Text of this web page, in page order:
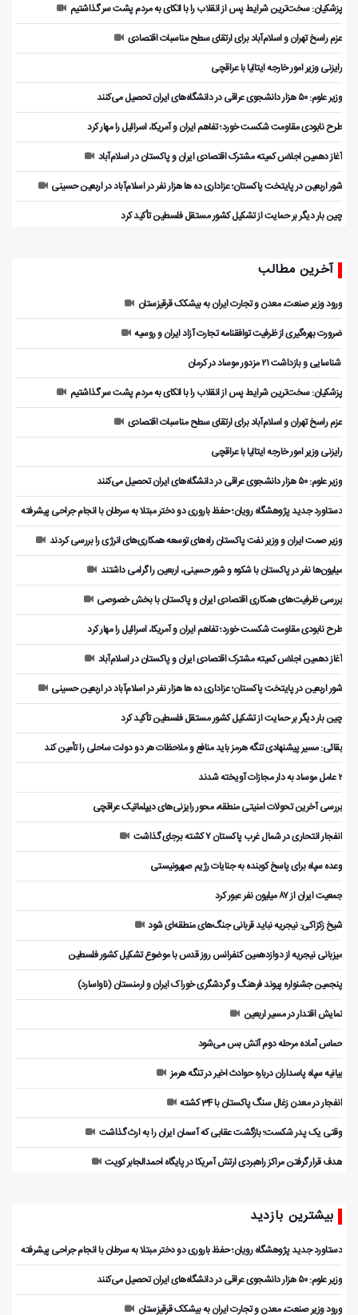
پزشکیان: سخت‌ترین شرایط پس از انقلاب را با اتکای به مردم پشت سر گذاشتیم
عزم راسخ تهران و اسلام‌آباد برای ارتقای سطح مناسبات اقتصادی
رایزنی وزیر امور خارجه ایتالیا با عراقچی
وزیر علوم: ۵۰ هزار دانشجوی عراقی در دانشگاه‌های ایران تحصیل می‌کنند
طرح نابودی مقاومت شکست خورد؛ تفاهم ایران و آمریکا، اسرائیل را مهار کرد
آغاز دهمین اجلاس کمیته مشترک اقتصادی ایران و پاکستان در اسلام‌آباد
شور اربعین در پایتخت پاکستان؛ عزاداری ده ها هزار نفر در اسلام‌آباد در اربعین حسینی
چین بار دیگر بر حمایت از تشکیل کشور مستقل فلسطین تأکید کرد
آخرین مطالب
ورود وزیر صنعت، معدن و تجارت ایران به بیشکک قرقیزستان
ضرورت بهره‌گیری از ظرفیت توافقنامه تجارت آزاد ایران و روسیه
️ شناسایی و بازداشت ۲۱ مزدور موساد در کرمان
پزشکیان: سخت‌ترین شرایط پس از انقلاب را با اتکای به مردم پشت سر گذاشتیم
عزم راسخ تهران و اسلام‌آباد برای ارتقای سطح مناسبات اقتصادی
رایزنی وزیر امور خارجه ایتالیا با عراقچی
وزیر علوم: ۵۰ هزار دانشجوی عراقی در دانشگاه‌های ایران تحصیل می‌کنند
دستاورد جدید پژوهشگاه رویان؛ حفظ باروری دو دختر مبتلا به سرطان با انجام جراحی پیشرفته
وزیر صمت ایران و وزیر نفت پاکستان راه‌های توسعه همکاری‌های انرژی را بررسی کردند
میلیون‌ها نفر در پاکستان با شکوه و شور حسینی، اربعین را گرامی داشتند
بررسی ظرفیت‌های همکاری اقتصادی ایران و پاکستان با بخش خصوصی
طرح نابودی مقاومت شکست خورد؛ تفاهم ایران و آمریکا، اسرائیل را مهار کرد
آغاز دهمین اجلاس کمیته مشترک اقتصادی ایران و پاکستان در اسلام‌آباد
شور اربعین در پایتخت پاکستان؛ عزاداری ده ها هزار نفر در اسلام‌آباد در اربعین حسینی
چین بار دیگر بر حمایت از تشکیل کشور مستقل فلسطین تأکید کرد
بقائی: مسیر پیشنهادی تنگه هرمز باید منافع و ملاحظات هر دو دولت ساحلی را تأمین کند
۲ عامل موساد به دار مجازات آویخته شدند
بررسی آخرین تحولات امنیتی منطقه، محور رایزنی‌های دیپلماتیک عراقچی
انفجار انتحاری در شمال غرب پاکستان ۷ کشته برجای گذاشت
وعده سپاه برای پاسخ کوبنده به جنایات رژیم صهیونیستی
جمعیت ایران از ۸۷ میلیون نفر عبور کرد
شیخ زکزاکی: نیجریه نباید قربانی جنگ‌های منطقه‌ای شود
میزبانی نیجریه از دوازدهمین کنفرانس روز قدس با موضوع تشکیل کشور فلسطین
پنجمین جشنواره پیوند فرهنگ و گردشگر‌ی خوراک ایران و ارمنستان (ناواسارد)
نمایش اقتدار در مسیر اربعین
حماس آماده مرحله دوم آتش بس می‌شود
بیانیه سپاه پاسداران درباره حوادث اخیر در تنگه هرمز
انفجار در معدن زغال سنگ پاکستان با 34 کشته
وقتی یک پدر شکست؛ بازگشت عقابی که آسمان ایران را به ارث گذاشت
هدف قرار گرفتن مراکز راهبردی ارتش آمریکا در پایگاه احمدالجابر کویت
بیشترین بازدید
دستاورد جدید پژوهشگاه رویان؛ حفظ باروری دو دختر مبتلا به سرطان با انجام جراحی پیشرفته
وزیر علوم: ۵۰ هزار دانشجوی عراقی در دانشگاه‌های ایران تحصیل می‌کنند
ورود وزیر صنعت، معدن و تجارت ایران به بیشکک قرقیزستان